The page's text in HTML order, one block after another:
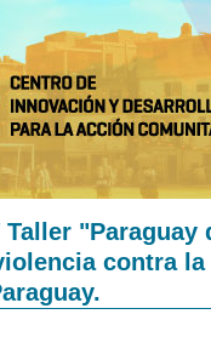
"Paraguay
contra